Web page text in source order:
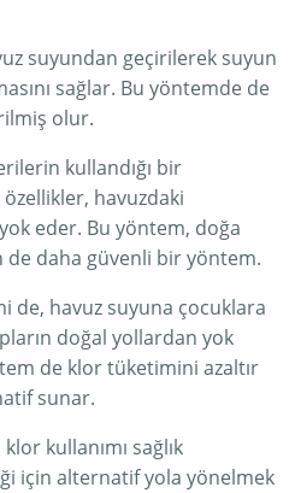
suyundan geçirilerek suyun
sağlar. Bu yöntemde de
olur.
kullandığı bir
havuzdaki
eder. Bu yöntem, doğa
de daha güvenli bir yöntem.
de, havuz suyuna çocuklara
doğal yollardan yok
de klor tüketimini azaltır
sunar.
kullanımı sağlık
için alternatif yola yönelmek